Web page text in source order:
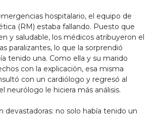
hospitalario, el equipo de
(RM) estaba fallando. Puesto que
y saludable, los médicos atribuyeron el
paralizantes, lo que la sorprendió
tenido una. Como ella y su marido
con la explicación, esa misma
con un cardiólogo y regresó al
neurólogo le hiciera más análisis.
devastadoras: no solo había tenido un